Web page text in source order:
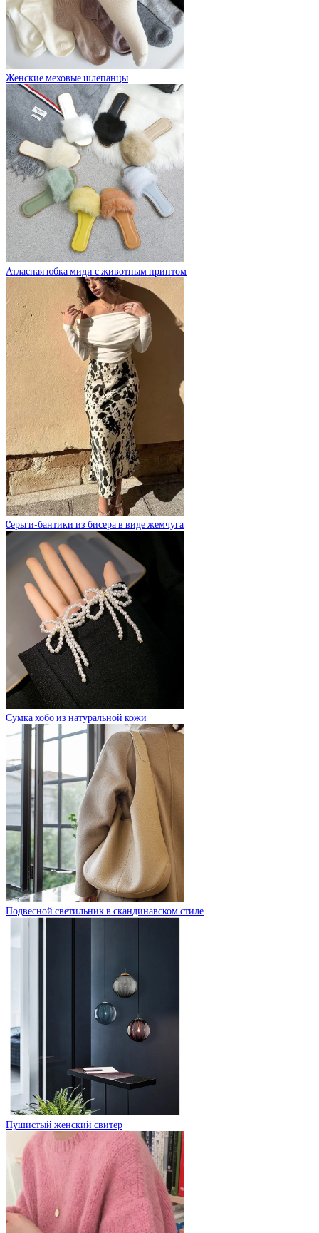
Женские меховые шлепанцы
Атласная юбка миди с животным принтом
Cерьги-бантики из бисера в виде жемчуга
Сумка хобо из натуральной кожи
Подвесной светильник в скандинавском стиле
Пушистый женский свитер